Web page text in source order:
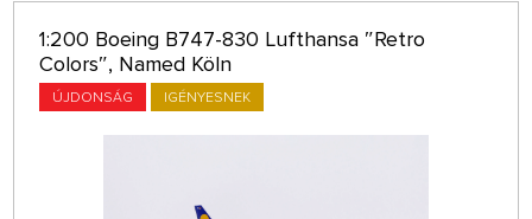
1:200 Boeing B747-830 Lufthansa ″Retro
Colors″, Named Köln
ÚJDONSÁG IGÉNYESNEK